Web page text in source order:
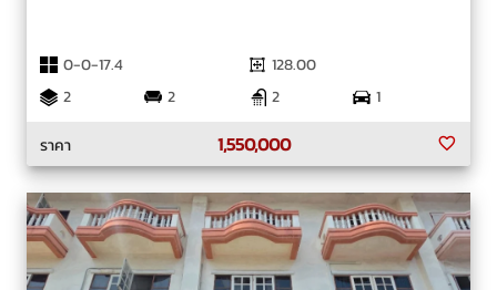
0-0-17.4
128.00
2
2 2
1
ราคา
1,550,000